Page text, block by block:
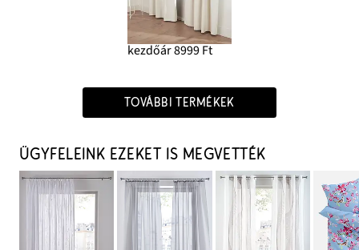
kezdőár 8999 Ft
TOVÁBBI TERMÉKEK
ÜGYFELEINK EZEKET IS MEGVETTÉK